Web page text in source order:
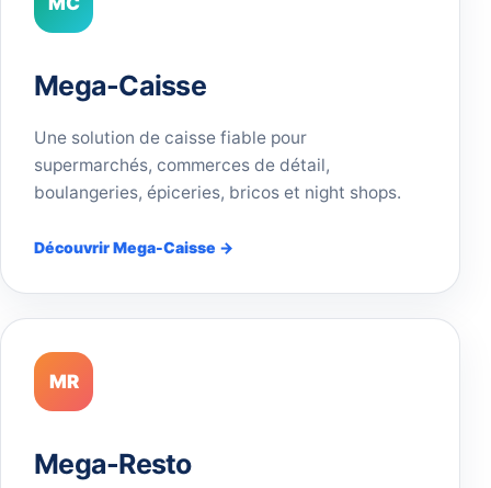
Mega-Caisse
Une solution de caisse fiable pour
supermarchés, commerces de détail,
boulangeries, épiceries, bricos et night shops.
Découvrir Mega-Caisse →
MR
Mega-Resto